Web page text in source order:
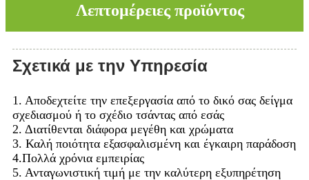
Λεπτομέρειες προϊόντος
Σχετικά με την Υπηρεσία
1. Αποδεχτείτε την επεξεργασία από το δικό σας δείγμα
σχεδιασμού ή το σχέδιο τσάντας από εσάς
2. Διατίθενται διάφορα μεγέθη και χρώματα
3. Καλή ποιότητα εξασφαλισμένη και έγκαιρη παράδοση
4.Πολλά χρόνια εμπειρίας
5. Ανταγωνιστική τιμή με την καλύτερη εξυπηρέτηση